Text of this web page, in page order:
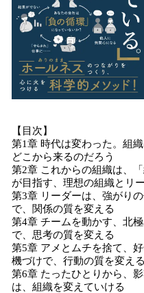
【目次】
第1章 時代は変わった。組
どこから来るのだろう
第2章 これからの組織は、
が目指す、理想の組織とリ
第3章 リーダーは、強がり
で、関係の質を変える
第4章 チームを動かす、北
で、思考の質を変える
第5章 アメとムチを捨て、
機づけで、行動の質を変える
第6章 たったひとりから、
は、組織を変えていける